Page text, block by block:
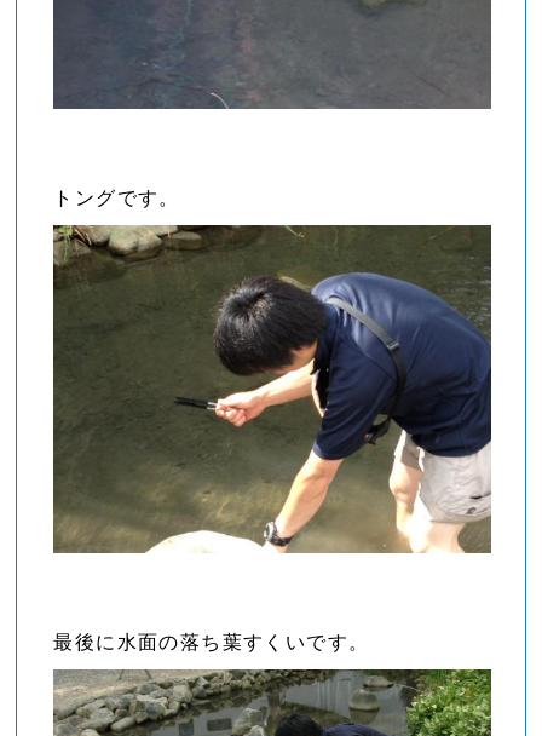
トングです。
最後に水面の落ち葉すくいです。